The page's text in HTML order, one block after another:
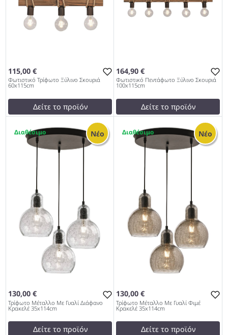
115,00 €
Φωτιστικό Τρίφωτο Ξύλινο Σκουριά
60x115cm
Δείτε το προϊόν
testFalse
Φωτιστικό Τρίφωτο Ξύλινο
Σκουριά 60x115cm 953
164,90 €
Φωτιστικό Πεντάφωτο Ξύλινο Σκουριά
100x115cm
Δείτε το προϊόν
testFalse
Φωτιστικό Πεντάφωτο
Ξύλινο Σκουριά 100x115cm
Νέο
130,00 €
Τρίφωτο Μέταλλο Με Γυαλί Διάφανο
Κρακελέ 35x114cm
Δείτε το προϊόν
Νέο
130,00 €
Τρίφωτο Μέταλλο Με Γυαλί Φιμέ
Κρακελέ 35x114cm
Δείτε το προϊόν